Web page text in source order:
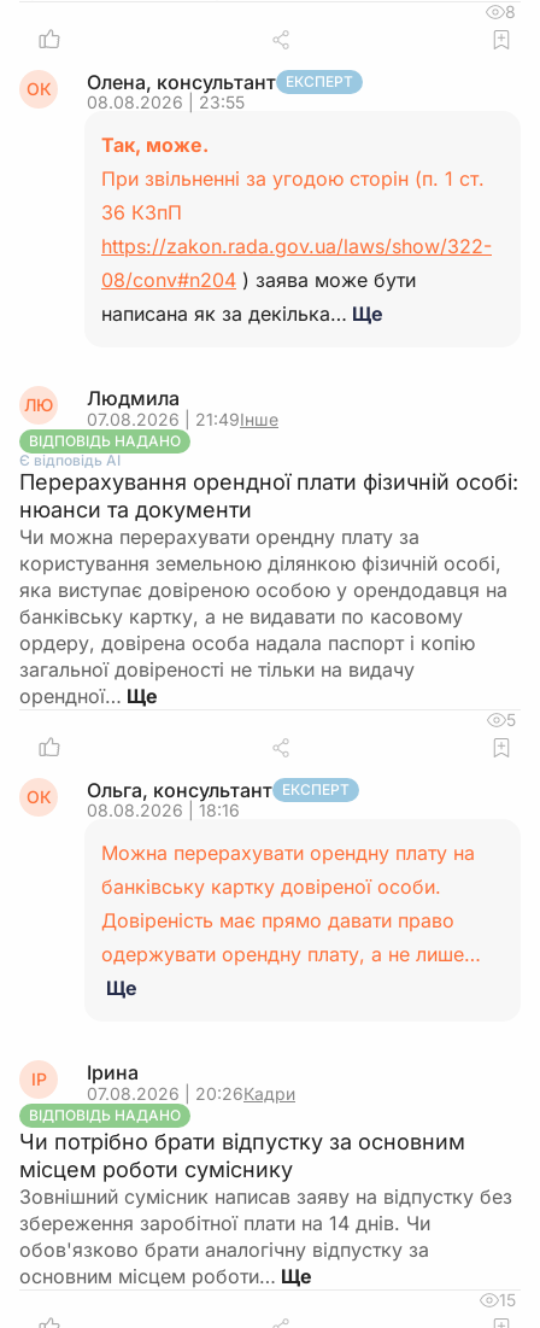
8
ОК Олена, консультант ЕКСПЕРТ
08.08.2026 | 23:55
Так, може.
При звільненні за угодою сторін (п. 1 ст.
36 КЗпП
https://zakon.rada.gov.ua/laws/show/322-
08/conv#n204 ) заява може бути
написана як за декілька… Ще
ЛЮ Людмила
07.08.2026 | 21:49Інше
ВІДПОВІДЬ НАДАНО
Є відповідь АІ
Перерахування орендної плати фізичній особі:
нюанси та документи
Чи можна перерахувати орендну плату за
користування земельною ділянкою фізичній особі,
яка виступає довіреною особою у орендодавця на
банківську картку, а не видавати по касовому
ордеру, довірена особа надала паспорт і копію
загальної довіреності не тільки на видачу
орендної…
5
ОК Ольга, консультант ЕКСПЕРТ
08.08.2026 | 18:16
Можна перерахувати орендну плату на
банківську картку довіреної особи.
Довіреність має прямо давати право
одержувати орендну плату, а не лише…
Ще
ІР Ірина
07.08.2026 | 20:26Кадри
ВІДПОВІДЬ НАДАНО
Чи потрібно брати відпустку за основним
місцем роботи суміснику
Зовнішний сумісник написав заяву на відпустку без
збереження заробітної плати на 14 днів. Чи
обов'язково брати аналогічну відпустку за
основним місцем роботи…
15